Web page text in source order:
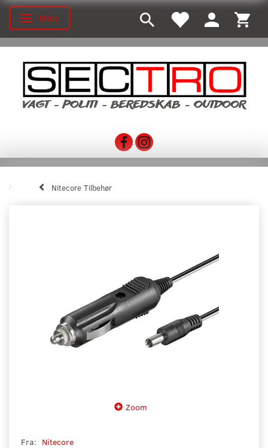
Skifte navigation
Menu
Nitecore Tilbehør
Zoom
Fra: Nitecore